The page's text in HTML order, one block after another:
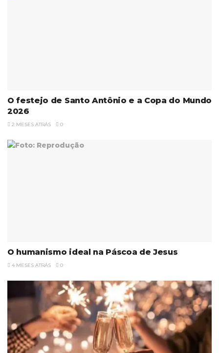
O festejo de Santo Antônio e a Copa do Mundo
2026
2 MESES ATRÁS 0
O humanismo ideal na Páscoa de Jesus
4 MESES ATRÁS 0